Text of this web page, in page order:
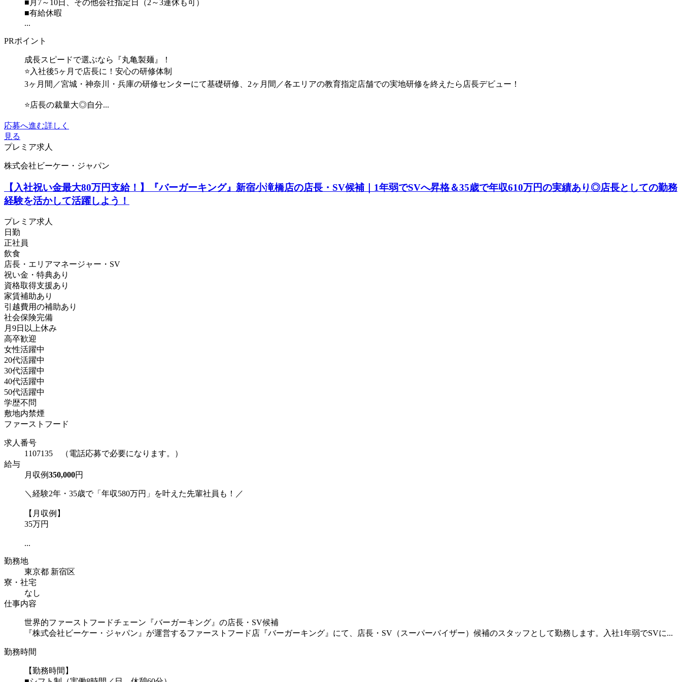
■月7～10日、その他会社指定日（2～3連休も可）
■有給休暇
...
PRポイント
成長スピードで選ぶなら『丸亀製麺』！
⭐入社後5ヶ月で店長に！安心の研修体制
3ヶ月間／宮城・神奈川・兵庫の研修センターにて基礎研修、2ヶ月間／各エリアの教育指定店舗での実地研修を終えたら店長デビュー！
⭐店長の裁量大◎自分...
応募へ進む詳しく
見る
プレミア求人
株式会社ビーケー・ジャパン
【入社祝い金最大80万円支給！】『バーガーキング』新宿小滝橋店の店長・SV候補｜1年弱でSVへ昇格＆35歳で年収610万円の実績あり◎店長としての勤務
経験を活かして活躍しよう！
プレミア求人
日勤
正社員
飲食
店長・エリアマネージャー・SV
祝い金・特典あり
資格取得支援あり
家賃補助あり
引越費用の補助あり
社会保険完備
月9日以上休み
高卒歓迎
女性活躍中
20代活躍中
30代活躍中
40代活躍中
50代活躍中
学歴不問
敷地内禁煙
ファーストフード
求人番号
1107135 （電話応募で必要になります。）
給与
月収例350,000円
＼経験2年・35歳で「年収580万円」を叶えた先輩社員も！／
【月収例】
35万円
...
勤務地
東京都 新宿区
寮・社宅
なし
仕事内容
世界的ファーストフードチェーン『バーガーキング』の店長・SV候補
『株式会社ビーケー・ジャパン』が運営するファーストフード店『バーガーキング』にて、店長・SV（スーパーバイザー）候補のスタッフとして勤務します。入社1年弱でSVに...
勤務時間
【勤務時間】